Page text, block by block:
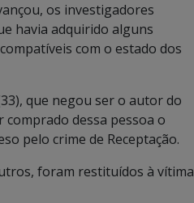
os investigadores
havia adquirido alguns
com o estado dos
que negou ser o autor do
dessa pessoa o
pelo crime de Receptação.
foram restituídos à vítima